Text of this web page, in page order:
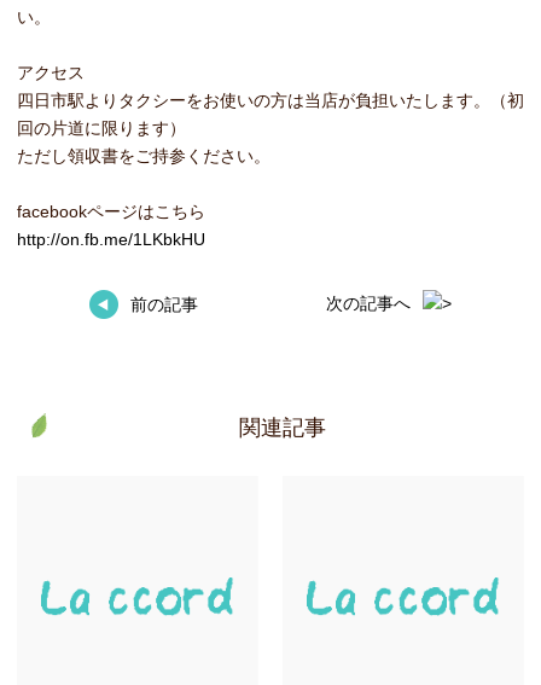
い。
アクセス
四日市駅よりタクシーをお使いの方は当店が負担いたします。（初
回の片道に限ります）
ただし領収書をご持参ください。
facebookページはこちら
http://on.fb.me/1LKbkHU
前の記事 次の記事へ
関連記事